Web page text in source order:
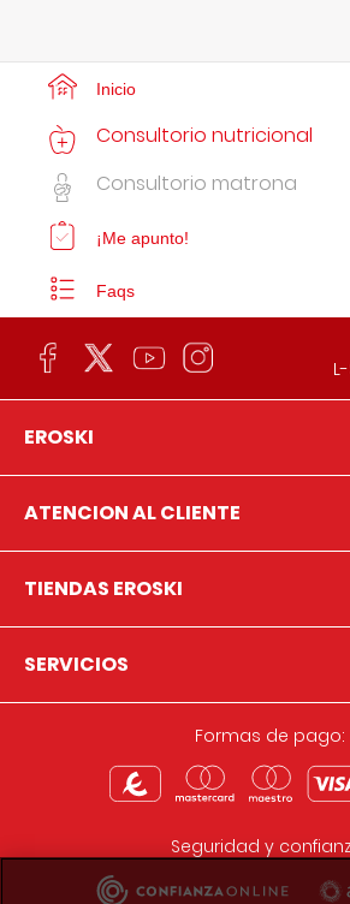
Inicio
Consultorio nutricional
Consultorio matrona
¡Me apunto!
Faqs
EROSKI
ATENCION AL CLIENTE
TIENDAS EROSKI
SERVICIOS
Formas de pago:
Seguridad y